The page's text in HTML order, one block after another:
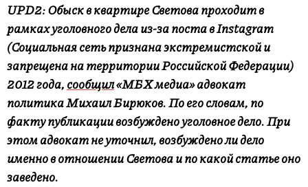
UPD2:Обыск в квартире Светова проходит в
рамках уголовного дела из-за поста в Instagram
(Социальная сеть признана экстремистской и
запрещена на территории Российской Федерации)
2012 года,сообщил«МБХ медиа» адвокат
политика Михаил Бирюков.По его словам, по
факту публикации возбуждено уголовное дело.При
этом адвокат не уточнил, возбуждено ли дело
именно в отношении Светова и по какой статье оно
заведено.